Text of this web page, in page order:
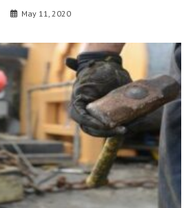
May 11, 2020